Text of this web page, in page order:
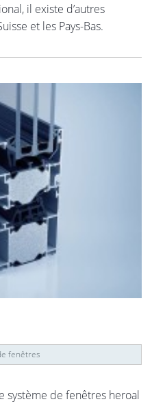
il existe d’autres
et les Pays-Bas.
fenêtres
système de fenêtres heroal